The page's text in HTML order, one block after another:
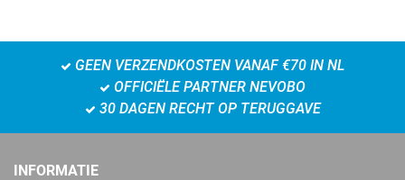
GEEN VERZENDKOSTEN VANAF €70 IN NL
OFFICIËLE PARTNER NEVOBO
30 DAGEN RECHT OP TERUGGAVE
INFORMATIE